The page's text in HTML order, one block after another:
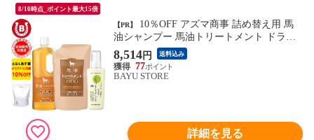
8/10時点_ポイント最大15倍
【PR】
油シャンプー 馬油トリートメント ドライ
ヤー前にヘアトリートメント 旅美人 アズ
マ商事 馬油 バユ シャンプー バーユ 馬油
トリートメント トリートメント 洗い流さ
8,514円 送料込み
77
BAYU STORE
詳細を見る